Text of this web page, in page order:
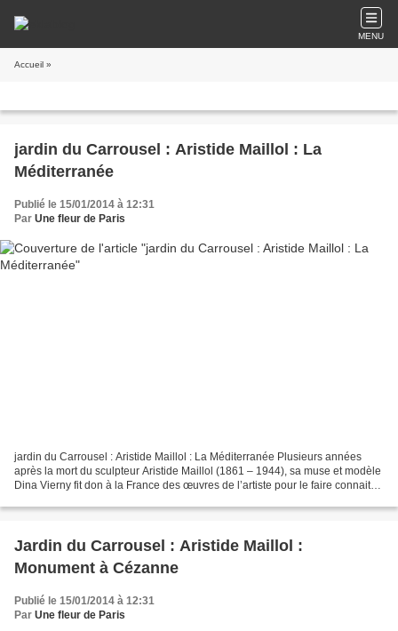
MENU
Accueil »
jardin du Carrousel : Aristide Maillol : La
Méditerranée
Publié le 15/01/2014 à 12:31
Par Une fleur de Paris
jardin du Carrousel : Aristide Maillol : La Méditerranée Plusieurs années
après la mort du sculpteur Aristide Maillol (1861 – 1944), sa muse et modèle
Dina Vierny fit don à la France des œuvres de l’artiste pour le faire connaitre
Jardin du Carrousel : Aristide Maillol :
Monument à Cézanne
Publié le 15/01/2014 à 12:31
Par Une fleur de Paris